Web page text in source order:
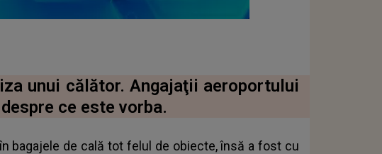
unui călător. Angajaţii aeroportului
ce este vorba.
bagajele de cală tot felul de obiecte, însă a fost cu